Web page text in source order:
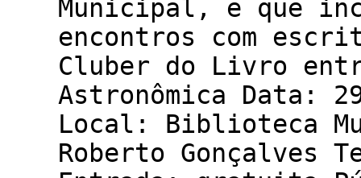
Municipal, e que
encontros com
Cluber do Livro
Astronômica Data:
Local: Biblioteca
Roberto Gonçalves